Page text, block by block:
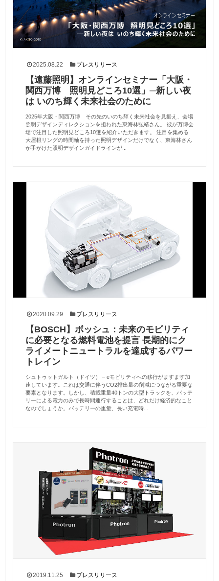
2025.08.22 プレスリリース
【遠藤照明】オンラインセミナー「大阪・
関西万博 照明見どころ10選」─新しい夜
は いのち輝く未来社会のために
2025年大阪・関西万博 その先のいのち輝く未来社会を見据え、会場
照明デザインディレクションを担われた東海林弘靖さん。 彼が万博会
場で注目した照明見どころ10選を紹介いただきます。 注目を集める
大屋根リングの時間軸を持った照明デザインだけでなく、東海林さん
が手がけた照明デザインガイドラインが...
2020.09.29 プレスリリース
【BOSCH】ボッシュ：未来のモビリティ
に必要となる燃料電池を提言 長期的にク
ライメートニュートラルを達成するパワー
トレイン
シュトゥットガルト（ドイツ） – eモビリティへの移行がますます加
速しています。これは交通に伴うCO2排出量の削減につながる重要な
要素となります。しかし、積載重量40トンの大型トラックを、バッテ
リーによる電力のみで長時間運行することは、どれだけ経済的なこと
なのでしょうか。バッテリーの重量、長い充電時...
2019.11.25 プレスリリース